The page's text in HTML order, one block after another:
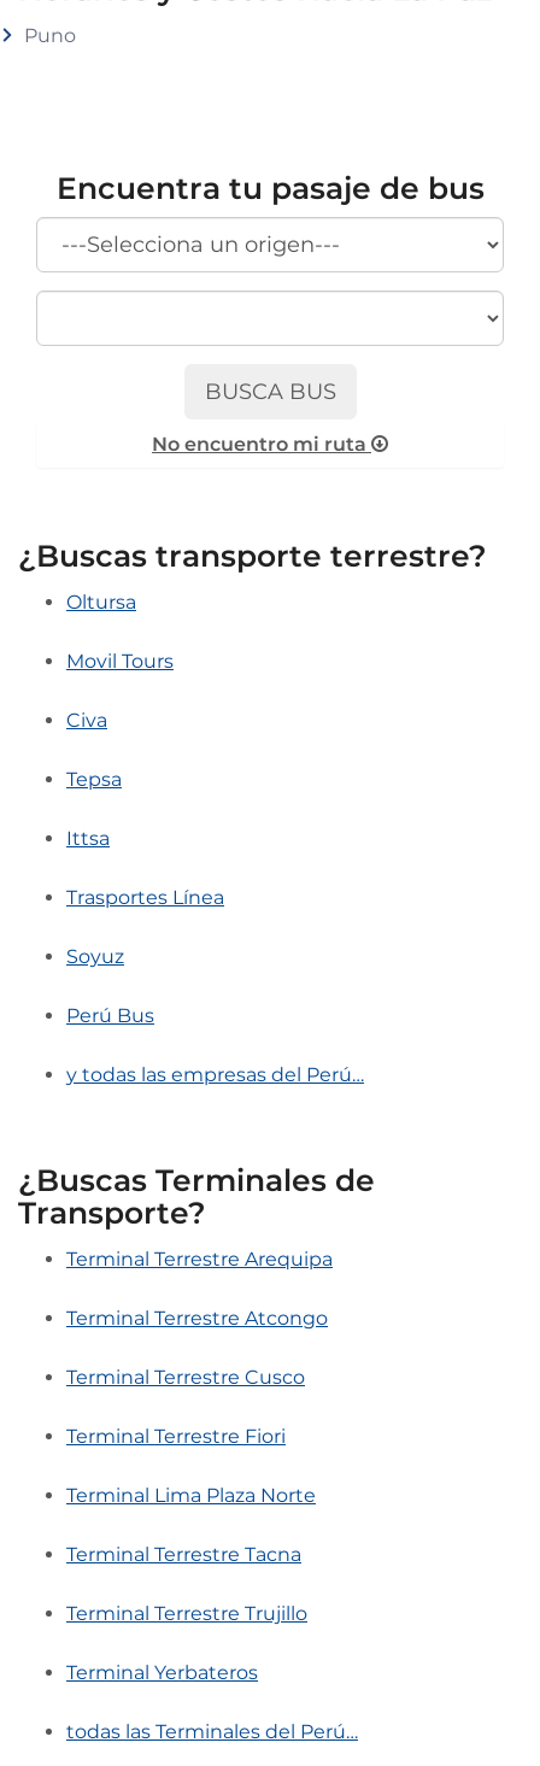
Puno
Encuentra tu pasaje de bus
BUSCA BUS
No encuentro mi ruta
¿Buscas transporte terrestre?
Oltursa
Movil Tours
Civa
Tepsa
Ittsa
Trasportes Línea
Soyuz
Perú Bus
y todas las empresas del Perú…
¿Buscas Terminales de
Transporte?
Terminal Terrestre Arequipa
Terminal Terrestre Atcongo
Terminal Terrestre Cusco
Terminal Terrestre Fiori
Terminal Lima Plaza Norte
Terminal Terrestre Tacna
Terminal Terrestre Trujillo
Terminal Yerbateros
todas las Terminales del Perú…